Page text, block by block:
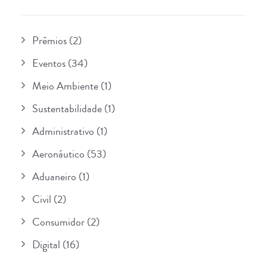
Prêmios(2)
Eventos(34)
Meio Ambiente(1)
Sustentabilidade(1)
Administrativo (1)
Aeronáutico (53)
Aduaneiro (1)
Civil (2)
Consumidor(2)
Digital (16)